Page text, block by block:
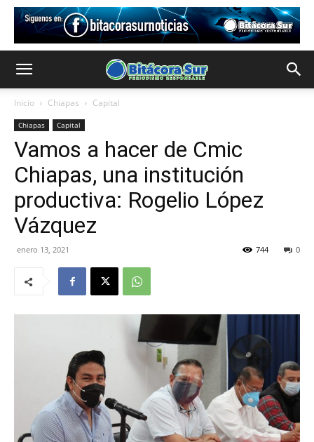
Inicio Chiapas Capital
Chiapas Capital
Vamos a hacer de Cmic
Chiapas, una institución
productiva: Rogelio López
Vázquez
enero 13, 2021 0
744